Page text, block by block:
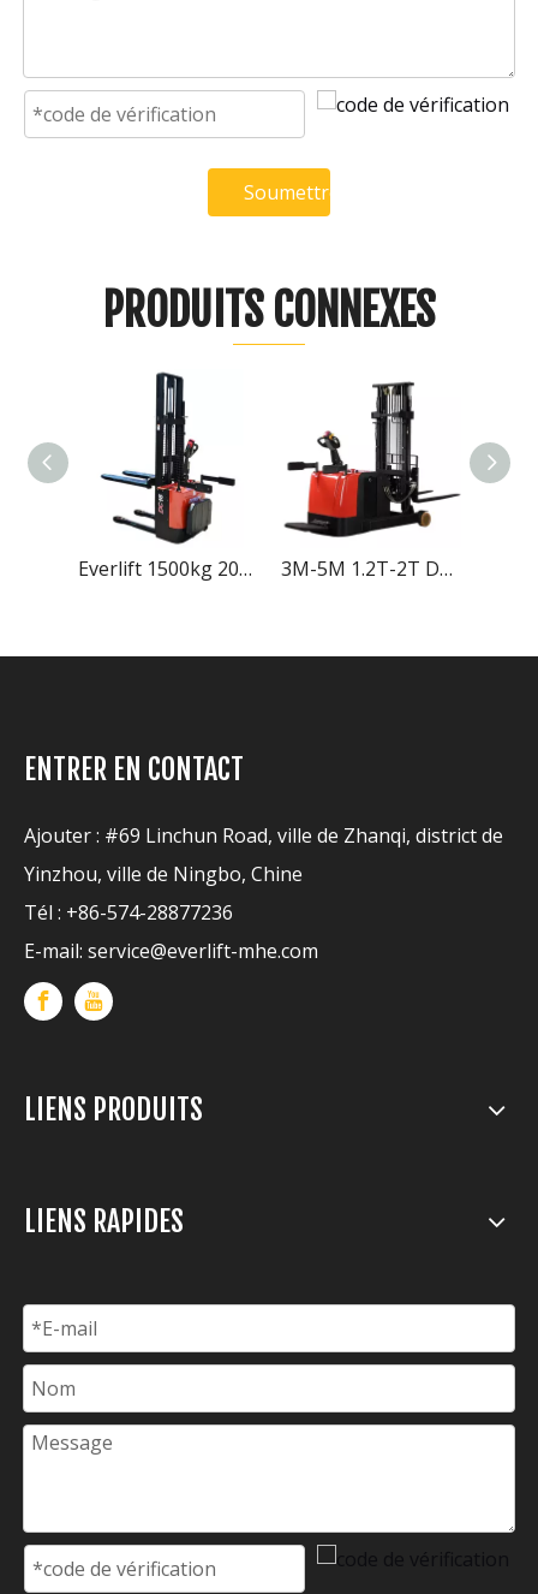
Soumettre
PRODUITS CONNEXES
3M-5M 1.2T-2T DANS LES COMMANDES SUR LA PALLET SOUPE SUR LE RECHERCHE ÉLECTRIQUE CONTERNET Everlift 1.5 tonnes chariot élévateur prix ciseaux atteindre camion chariots élévateurs 6M 8M 9M gerbeur électrique prix de levage gerbeur électrique
ENTRER EN CONTACT
Ajouter : #69 Linchun Road, ville de Zhanqi, district de
Yinzhou, ville de Ningbo, Chine
Tél : +86-574-28877236
E-mail: service@everlift-mhe.com
LIENS PRODUITS
LIENS RAPIDES